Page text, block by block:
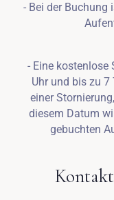
- Bei der Buchung
- Eine
Uhr und bis zu
einer
diesem Datum
gebuchten